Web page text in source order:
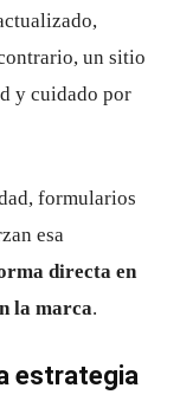
un sitio
y cuidado por
formularios
esa
directa en
la marca.
estrategia